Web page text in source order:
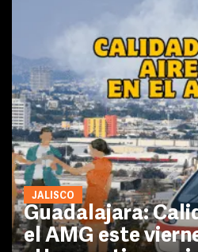
JALISCO
Guadalajara:
el AMG este